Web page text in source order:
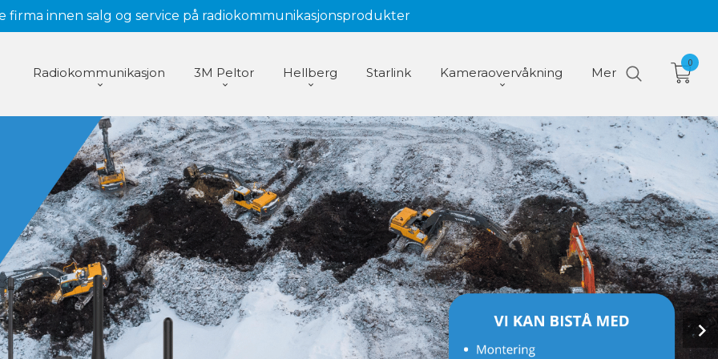
firma innen salg og service på radiokommunikasjonsprodukter
Radiokommunikasjon 3M Peltor Hellberg Starlink Kameraovervåkning Mer
0